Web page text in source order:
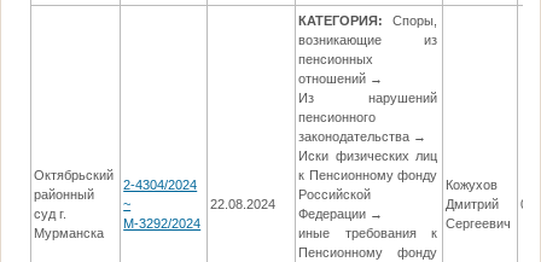
Октябрьский
районный
суд г.
Мурманска
2-4304/2024
~
М-3292/2024
22.08.2024
КАТЕГОРИЯ:
Споры,
возникающие из
пенсионных
отношений →
Из нарушений
пенсионного
законодательства →
Иски физических лиц
к Пенсионному фонду
Российской
Федерации →
иные требования к
Пенсионному фонду
Кожухов
Дмитрий
Сергеевич